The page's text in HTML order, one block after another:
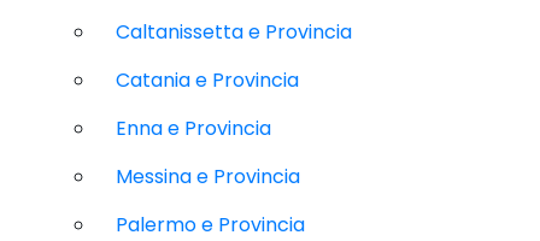
Caltanissetta e Provincia
Catania e Provincia
Enna e Provincia
Messina e Provincia
Palermo e Provincia